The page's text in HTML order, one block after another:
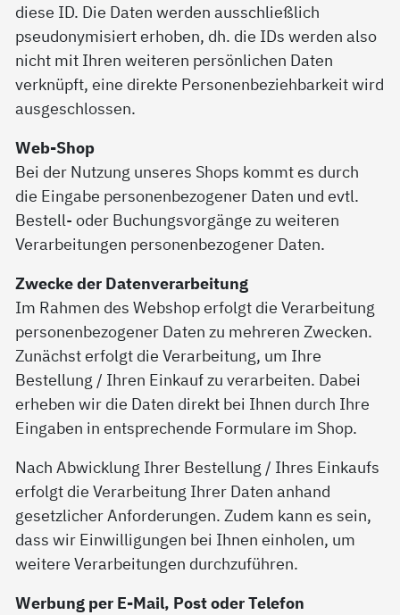
diese ID. Die Daten werden ausschließlich
pseudonymisiert erhoben, dh. die IDs werden also
nicht mit Ihren weiteren persönlichen Daten
verknüpft, eine direkte Personenbeziehbarkeit wird
ausgeschlossen.
Web-Shop
Bei der Nutzung unseres Shops kommt es durch
die Eingabe personenbezogener Daten und evtl.
Bestell- oder Buchungsvorgänge zu weiteren
Verarbeitungen personenbezogener Daten.
Zwecke der Datenverarbeitung
Im Rahmen des Webshop erfolgt die Verarbeitung
personenbezogener Daten zu mehreren Zwecken.
Zunächst erfolgt die Verarbeitung, um Ihre
Bestellung / Ihren Einkauf zu verarbeiten. Dabei
erheben wir die Daten direkt bei Ihnen durch Ihre
Eingaben in entsprechende Formulare im Shop.
Nach Abwicklung Ihrer Bestellung / Ihres Einkaufs
erfolgt die Verarbeitung Ihrer Daten anhand
gesetzlicher Anforderungen. Zudem kann es sein,
dass wir Einwilligungen bei Ihnen einholen, um
weitere Verarbeitungen durchzuführen.
Werbung per E-Mail, Post oder Telefon